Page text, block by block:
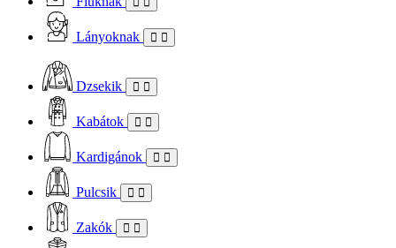
Lányoknak
Dzsekik
Kabátok
Kardigánok
Pulcsik
Zakók